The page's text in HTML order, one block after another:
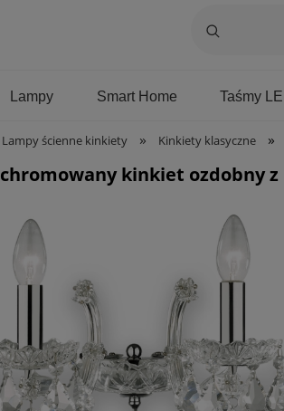
Lampy Smart Home Taśmy
Lampy ścienne kinkiety » Kinkiety klasyczne »
kinkiet ozdobny